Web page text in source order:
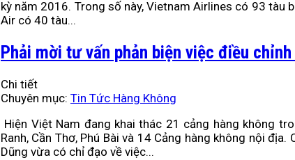
kỳ năm 2016. Trong số này, Vietnam Airlines có 93
Air có 40 tàu...
Phải mời tư vấn phản biện việc điều
Chi tiết
Chuyên mục: Tin Tức Hàng Không
Hiện Việt Nam đang khai thác 21 cảng hàng không
Ranh, Cần Thơ, Phú Bài và 14 Cảng hàng không nội
Dũng vừa có chỉ đạo về việc...